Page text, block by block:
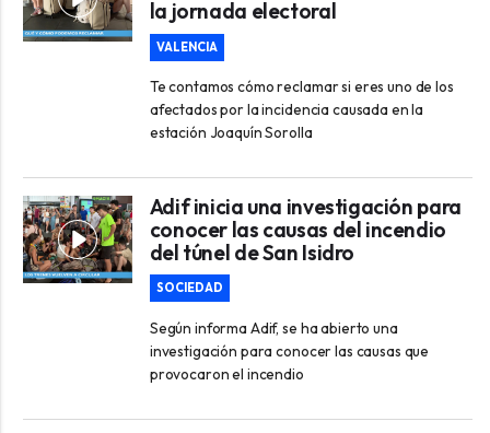
la jornada electoral
VALENCIA
Te contamos cómo reclamar si eres uno de los
afectados por la incidencia causada en la
estación Joaquín Sorolla
Adif inicia una investigación para
conocer las causas del incendio
del túnel de San Isidro
SOCIEDAD
Según informa Adif, se ha abierto una
investigación para conocer las causas que
provocaron el incendio